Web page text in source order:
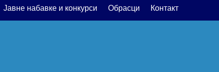
Јавне набавке и конкурси Обрасци Контакт